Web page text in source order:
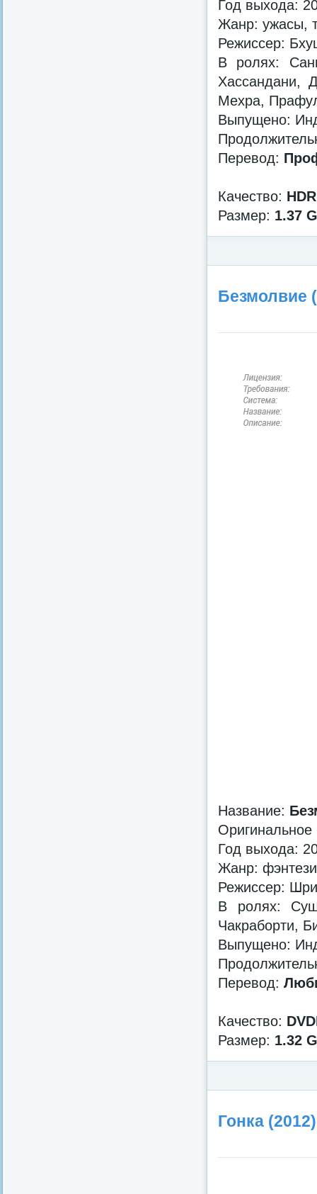
Год выхода:
Жанр: ужасы,
Режиссер:
В ролях:
Хассандани,
Мехра,
Выпущено:
Перевод:
Качество:
Размер: 1.37
2014 года
Безмолвие
Название:
Год выхода:
Жанр:
Режиссер:
В ролях:
Чакраборти,
Выпущено:
Перевод:
Качество:
Размер: 1.32
Гонка (2012)